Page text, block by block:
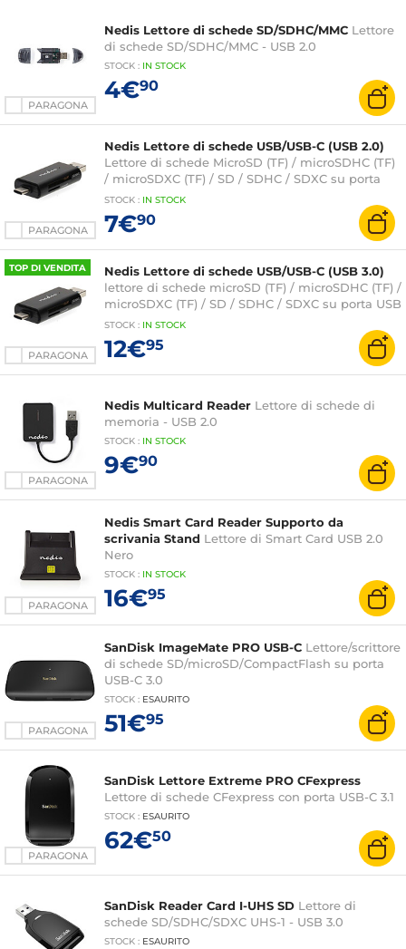
PARAGONA
Nedis Lettore di schede SD/SDHC/MMC Lettore
di schede SD/SDHC/MMC - USB 2.0
STOCK : IN STOCK
4€90
PARAGONA
Nedis Lettore di schede USB/USB-C (USB 2.0)
Lettore di schede MicroSD (TF) / microSDHC (TF)
/ microSDXC (TF) / SD / SDHC / SDXC su porta
USB o USB-C (USB 2.0)
STOCK : IN STOCK
7€90
TOP DI VENDITA
PARAGONA
Nedis Lettore di schede USB/USB-C (USB 3.0)
lettore di schede microSD (TF) / microSDHC (TF) /
microSDXC (TF) / SD / SDHC / SDXC su porta USB
o USB-C
STOCK : IN STOCK
12€95
PARAGONA
Nedis Multicard Reader Lettore di schede di
memoria - USB 2.0
STOCK : IN STOCK
9€90
PARAGONA
Nedis Smart Card Reader Supporto da
scrivania Stand Lettore di Smart Card USB 2.0
Nero
STOCK : IN STOCK
16€95
PARAGONA
SanDisk ImageMate PRO USB-C Lettore/scrittore
di schede SD/microSD/CompactFlash su porta
USB-C 3.0
STOCK : ESAURITO
51€95
PARAGONA
SanDisk Lettore Extreme PRO CFexpress
Lettore di schede CFexpress con porta USB-C 3.1
STOCK : ESAURITO
62€50
SanDisk Reader Card I-UHS SD Lettore di
schede SD/SDHC/SDXC UHS-1 - USB 3.0
STOCK : ESAURITO